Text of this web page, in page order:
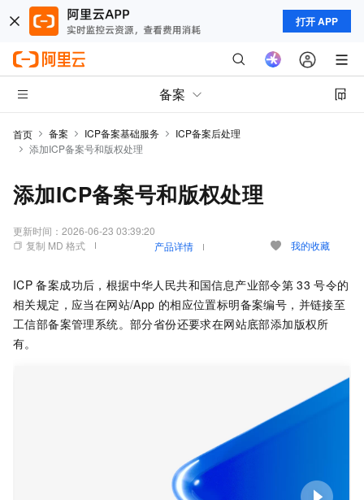
打开 APP
备案
首页 备案 ICP备案基础服务
ICP备案后处理
添加ICP备案号和版权处理
添加ICP备案号和版权处理
更新时间： 2026-06-23 03:39:20
复制 MD 格式
产品详情 我的收藏
ICP 备案成功后，根据中华人民共和国信息产业部令第 33 号令的
相关规定，应当在网站/App 的相应位置标明备案编号，并链接至
工信部备案管理系统。部分省份还要求在网站底部添加版权所
有。